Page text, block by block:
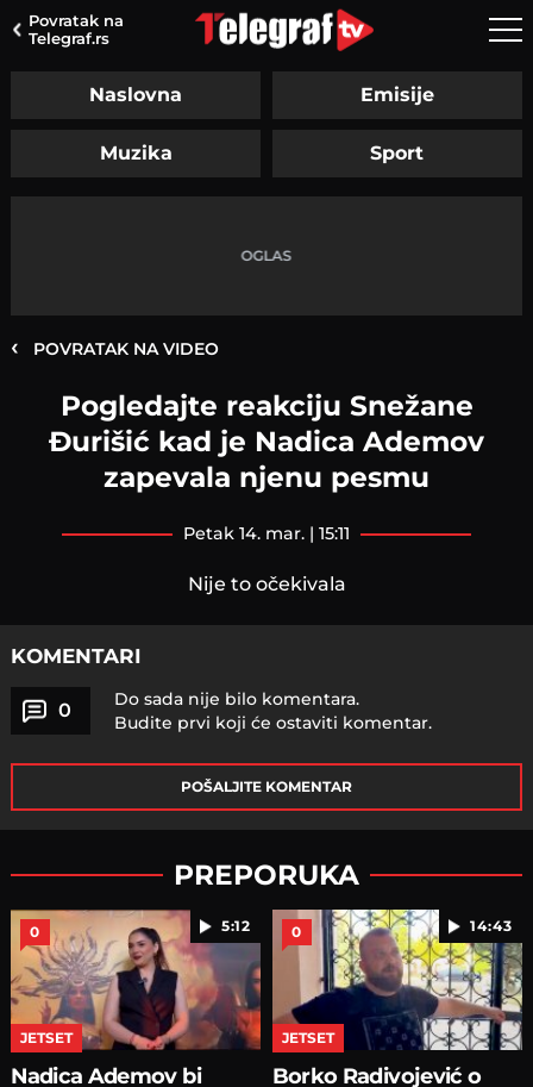
Povratak na
Telegraf.rs
Naslovna Emisije
Muzika Sport
‹ POVRATAK NA VIDEO
Pogledajte reakciju Snežane
Đurišić kad je Nadica Ademov
zapevala njenu pesmu
petak 14. mar. | 15:11
Nije to očekivala
KOMENTARI
0
Do sada nije bilo komentara.
Budite prvi koji će ostaviti komentar.
POŠALJITE KOMENTAR
PREPORUKA
5:12
0
JETSET
Nadica Ademov bi
14:43
0
JETSET
Borko Radivojević o